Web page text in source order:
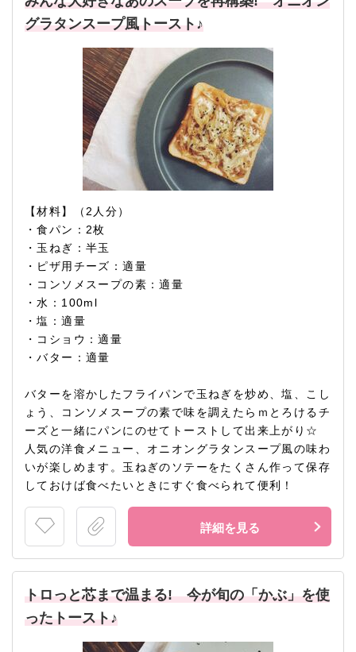
グラタンスープ風トースト♪
【材料】（2人分）
・食パン：2枚
・玉ねぎ：半玉
・ピザ用チーズ：適量
・コンソメスープの素：適量
・水：100ml
・塩：適量
・コショウ：適量
・バター：適量
バターを溶かしたフライパンで玉ねぎを炒め、塩、こし
ょう、コンソメスープの素で味を調えたらｍとろけるチ
ーズと一緒にパンにのせてトーストして出来上がり☆
人気の洋食メニュー、オニオングラタンスープ風の味わ
いが楽しめます。玉ねぎのソテーをたくさん作って保存
しておけば食べたいときにすぐ食べられて便利！
詳細を見る
トロっと芯まで温まる! 今が旬の「かぶ」を使
ったトースト♪